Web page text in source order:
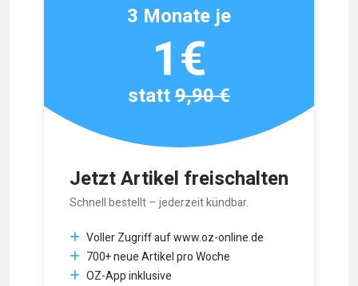
Jetzt Artikel freischalten
Schnell bestellt – jederzeit kündbar.
Voller Zugriff auf www.oz-online.de
700+ neue Artikel pro Woche
OZ-App inklusive
3 Monate je
1€
statt9,90 €